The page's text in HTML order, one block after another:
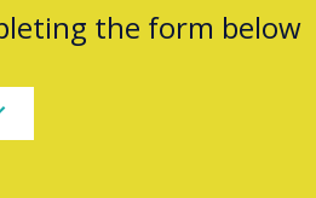
the form below